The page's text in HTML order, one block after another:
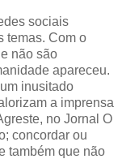
sociais
temas. Com o
não são
apareceu.
inusitado
a imprensa
no Jornal O
concordar ou
também que não